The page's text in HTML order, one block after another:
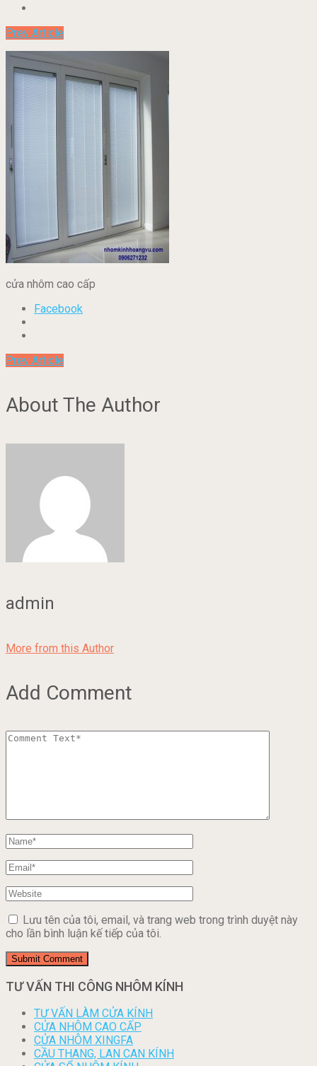
Prev Article
cửa nhôm cao cấp
Facebook
Prev Article
About The Author
admin
More from this Author
Add Comment
Lưu tên của tôi, email, và trang web trong trình duyệt này
cho lần bình luận kế tiếp của tôi.
TƯ VẤN THI CÔNG NHÔM KÍNH
TƯ VẤN LÀM CỬA KÍNH
CỬA NHÔM CAO CẤP
CỬA NHÔM XINGFA
CẦU THANG, LAN CAN KÍNH